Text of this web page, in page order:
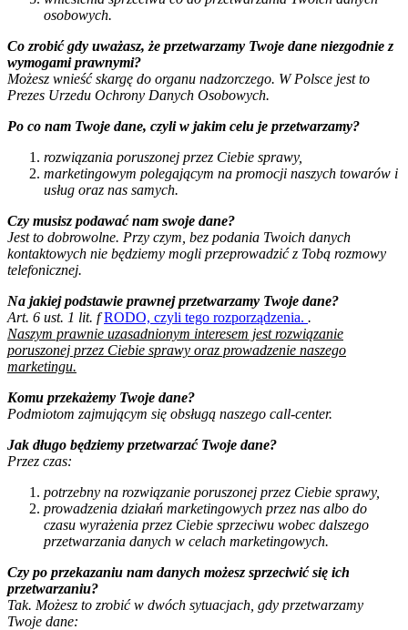
osobowych.
Co zrobić gdy uważasz, że przetwarzamy Twoje dane niezgodnie z
wymogami prawnymi?
Możesz wnieść skargę do organu nadzorczego. W Polsce jest to
Prezes Urzedu Ochrony Danych Osobowych.
Po co nam Twoje dane, czyli w jakim celu je przetwarzamy?
rozwiązania poruszonej przez Ciebie sprawy,
marketingowym polegającym na promocji naszych towarów i
usług oraz nas samych.
Czy musisz podawać nam swoje dane?
Jest to dobrowolne. Przy czym, bez podania Twoich danych
kontaktowych nie będziemy mogli przeprowadzić z Tobą rozmowy
telefonicznej.
Na jakiej podstawie prawnej przetwarzamy Twoje dane?
Art. 6 ust. 1 lit. fRODO, czyli tego rozporządzenia. .
Naszym prawnie uzasadnionym interesem jest rozwiązanie
poruszonej przez Ciebie sprawy oraz prowadzenie naszego
marketingu.
Komu przekażemy Twoje dane?
Podmiotom zajmującym się obsługą naszego call-center.
Jak długo będziemy przetwarzać Twoje dane?
Przez czas:
potrzebny na rozwiązanie poruszonej przez Ciebie sprawy,
prowadzenia działań marketingowych przez nas albo do
czasu wyrażenia przez Ciebie sprzeciwu wobec dalszego
przetwarzania danych w celach marketingowych.
Czy po przekazaniu nam danych możesz sprzeciwić się ich
przetwarzaniu?
Tak. Możesz to zrobić w dwóch sytuacjach, gdy przetwarzamy
Twoje dane: